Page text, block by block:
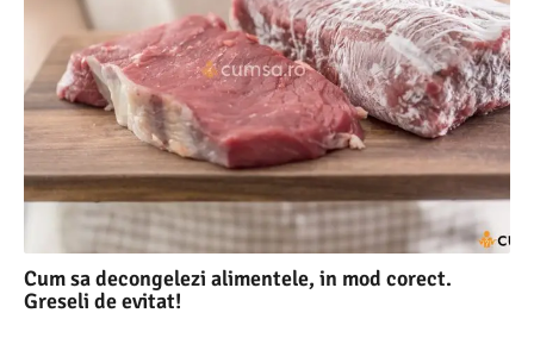
Cum sa decongelezi alimentele, in mod corect.
Greseli de evitat!